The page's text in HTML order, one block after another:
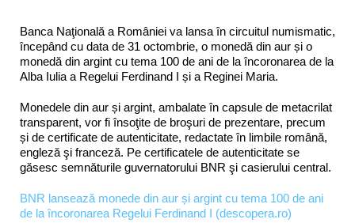
Banca Naţională a României va lansa în circuitul numismatic,
începând cu data de 31 octombrie, o monedă din aur și o
monedă din argint cu tema 100 de ani de la încoronarea de la
Alba Iulia a Regelui Ferdinand I și a Reginei Maria.
Monedele din aur și argint, ambalate în capsule de metacrilat
transparent, vor fi însoţite de broşuri de prezentare, precum
și de certificate de autenticitate, redactate în limbile română,
engleză şi franceză. Pe certificatele de autenticitate se
găsesc semnăturile guvernatorului BNR şi casierului central.
BNR lansează monede din aur și argint cu tema 100 de ani
de la încoronarea Regelui Ferdinand I (descopera.ro)